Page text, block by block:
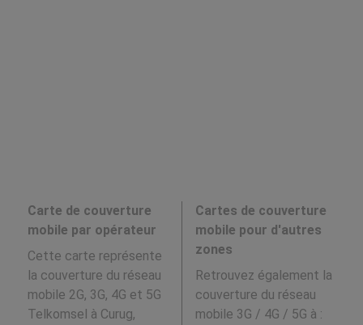
Carte de couverture
mobile par opérateur
Cette carte représente
la couverture du réseau
mobile 2G, 3G, 4G et 5G
Telkomsel à Curug,
Cartes de couverture
mobile pour d'autres
zones
Retrouvez également la
couverture du réseau
mobile 3G / 4G / 5G à :